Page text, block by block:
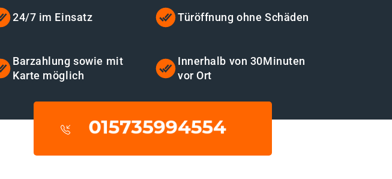
24/7 im Einsatz Türöffnung ohne Schäden
Barzahlung sowie mit
Karte möglich
Innerhalb von 30Minuten
vor Ort